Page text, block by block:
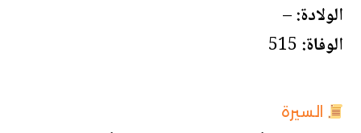
الولادة:–
الوفاة:
السيرة